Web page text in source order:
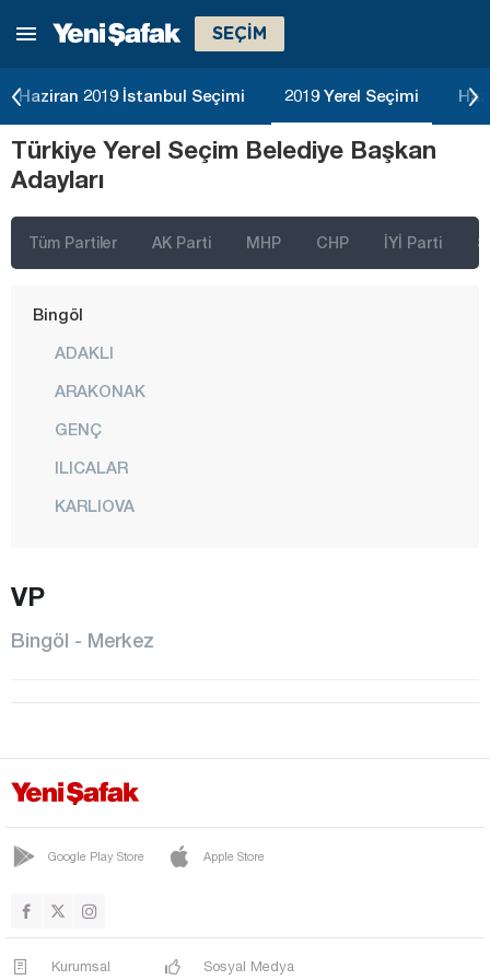
SEÇİM
Haziran 2019 İstanbul Seçimi 2019 Yerel Seçimi
Türkiye Yerel Seçim Belediye Başkan
Adayları
Tüm Partiler AK Parti MHP CHP İYİ Parti
Artvin
Bartın
Batman
Bilecik
Bingöl
ADAKLI
ARAKONAK
GENÇ
ILICALAR
KARLIOVA
SANCAK
YAYLADERE
Bitlis
Burdur
Çanakkale
Çankırı
VP
Bingöl - Merkez
Google Play Store Apple Store
Kurumsal Sosyal Medya